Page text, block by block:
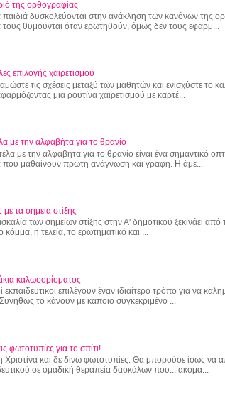
της ορθογραφίας
παιδιά δυσκολεύονται στην ανάκληση των κανόνων της
τους θυμούνται όταν ερωτηθούν, όμως δεν τους εφαρμ...
επιλογής χαιρετισμού
τις σχέσεις μεταξύ των μαθητών και ενισχύστε το
μια ρουτίνα χαιρετισμού με καρτέ...
με την αλφαβήτα για το θρανίο
με την αλφαβήτα για το θρανίο είναι ένα σημαντικό
που μαθαίνουν πρώτη ανάγνωση και γραφή. Η άμε...
με τα σημεία στίξης
των σημείων στίξης στην Α' δημοτικού ξεκινάει
κόμμα, η τελεία, το ερωτηματικό και ...
καλωσορίσματος
εκπαιδευτικοί επιλέγουν έναν ιδιαίτερο τρόπο για να
το κάνουν με κάποιο συγκεκριμένο ...
φωτοτυπίες για το σπίτι!
Χριστίνα και δε δίνω φωτοτυπίες. Θα μπορούσε ίσως να
σε ομαδική θεραπεία δασκάλων που... ακόμα...